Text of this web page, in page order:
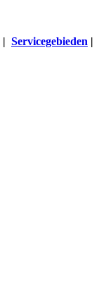
| Servicegebieden |